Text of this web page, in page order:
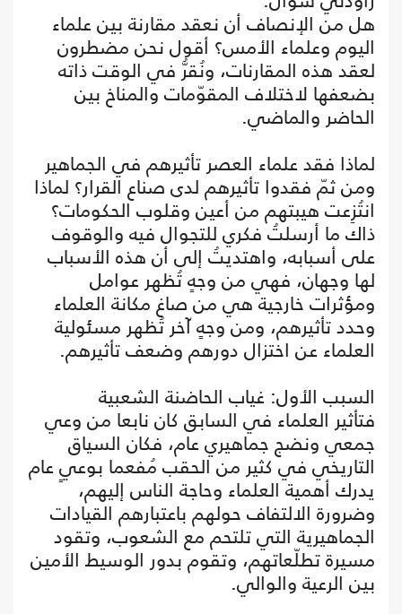
هل من الإنصاف أن نعقد مقارنة بين علماء
اليوم وعلماء الأمس؟ أقول نحن مضطرون
لعقد هذه المقارنات، ونُقرُّ في الوقت ذاته
بضعفها لاختلاف المقوّمات والمناخ بين
الحاضر والماضي.
لماذا فقد علماء العصر تأثيرهم في الجماهير
ومن ثمّ فقدوا تأثيرهم لدى صناع القرار؟ لماذا
انتُزِعت هيبتهم من أعين وقلوب الحكومات؟
ذاك ما أرسلتُ فكري للتجوال فيه والوقوف
على أسبابه، واهتديتُ إلى أن هذه الأسباب
لها وجهان، فهي من وجهٍ تُظهر عوامل
ومؤثرات خارجية هي من صاغ مكانة العلماء
وحدد تأثيرهم، ومن وجهٍ آخر تُظهر مسئولية
العلماء عن اختزال دورهم وضعف تأثيرهم.
السبب الأول: غياب الحاضنة الشعبية
فتأثير العلماء في السابق كان نابعا من وعي
جمعي ونضج جماهيري عام، فكان السياق
التاريخي في كثير من الحقب مُفعما بوعيٍ عام
يدرك أهمية العلماء وحاجة الناس إليهم،
وضرورة الالتفاف حولهم باعتبارهم القيادات
الجماهيرية التي تلتحم مع الشعوب، وتقود
مسيرة تطلّعاتهم، وتقوم بدور الوسيط الأمين
بين الرعية والوالي.